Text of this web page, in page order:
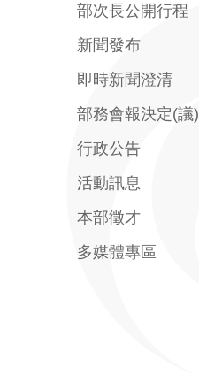
部次長公開行程
新聞發布
即時新聞澄清
部務會報決定(議)
行政公告
活動訊息
本部徵才
多媒體專區